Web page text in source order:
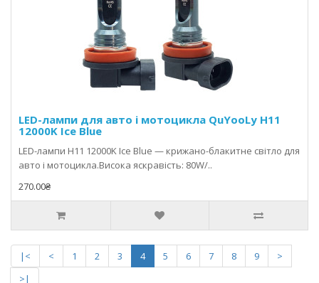
LED-лампи для авто і мотоцикла QuYooLy Н11
12000K Ice Blue
LED-лампи H11 12000K Ice Blue — крижано-блакитне світло для
авто і мотоцикла.Висока яскравість: 80W/..
270.00₴
|< < 1 2 3 4 5 6 7 8 9
>
>|